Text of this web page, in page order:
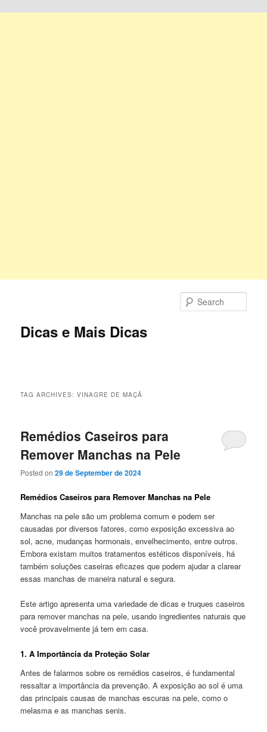
Dicas e Mais Dicas
TAG ARCHIVES:VINAGRE DE MAÇÃ
Remédios Caseiros para
Remover Manchas na Pele
Posted on29 de September de 2024
Remédios Caseiros para Remover Manchas na Pele
Manchas na pele são um problema comum e podem ser
causadas por diversos fatores, como exposição excessiva ao
sol, acne, mudanças hormonais, envelhecimento, entre outros.
Embora existam muitos tratamentos estéticos disponíveis, há
também soluções caseiras eficazes que podem ajudar a clarear
essas manchas de maneira natural e segura.
Este artigo apresenta uma variedade de dicas e truques caseiros
para remover manchas na pele, usando ingredientes naturais que
você provavelmente já tem em casa.
1.A Importância da Proteção Solar
Antes de falarmos sobre os remédios caseiros, é fundamental
ressaltar a importância da prevenção. A exposição ao sol é uma
das principais causas de manchas escuras na pele, como o
melasma e as manchas senis.